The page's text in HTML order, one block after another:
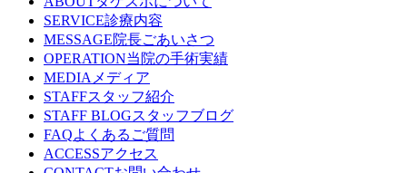
SERVICE診療内容
MESSAGE院長ごあいさつ
OPERATION当院の手術実績
MEDIA メディア
STAFFスタッフ紹介
STAFF BLOGスタッフブログ
FAQよくあるご質問
ACCESSアクセス